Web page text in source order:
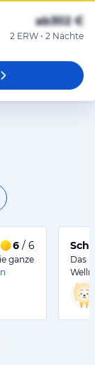
ab302 €
2 ERW • 2 Nächte
6 / 6
ganze
Das